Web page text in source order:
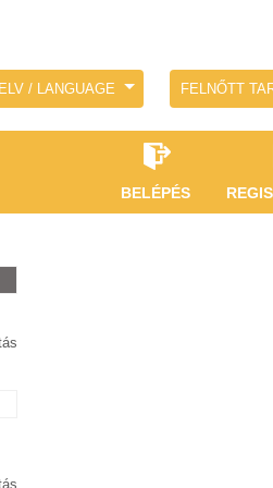
/ LANGUAGE FELNŐTT
BELÉPÉS